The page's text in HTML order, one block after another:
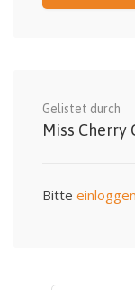
Gelistet durch
Miss Cherry
Bitte einloggen